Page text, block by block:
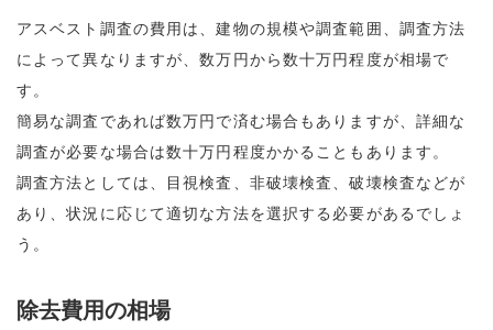
アスベスト調査の費用は、建物の規模や調査範囲、調査方法
によって異なりますが、数万円から数十万円程度が相場で
す。
簡易な調査であれば数万円で済む場合もありますが、詳細な
調査が必要な場合は数十万円程度かかることもあります。
調査方法としては、目視検査、非破壊検査、破壊検査などが
あり、状況に応じて適切な方法を選択する必要があるでしょ
う。
除去費用の相場